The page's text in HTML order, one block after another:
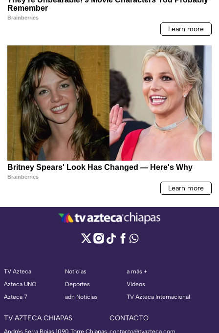
TV Azteca
Azteca UNO
Azteca 7
Noticias
Deportes
adn Noticias
a más +
Videos
TV Azteca Internacional
TV AZTECA CHIAPAS
Andrés Serra Rojas 1090 Torre Chiapas,
CONTACTO
contacto@tvazteca.com